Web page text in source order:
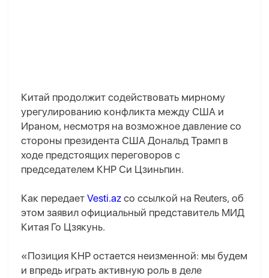
Китай продолжит содействовать мирному
урегулированию конфликта между США и
Ираном, несмотря на возможное давление со
стороны президента США Дональд Трамп в
ходе предстоящих переговоров с
председателем КНР Си Цзиньпин.
Как передает Vesti.az со ссылкой на Reuters, об
этом заявил официальный представитель МИД
Китая Го Цзякунь.
«Позиция КНР остается неизменной: мы будем
и впредь играть активную роль в деле